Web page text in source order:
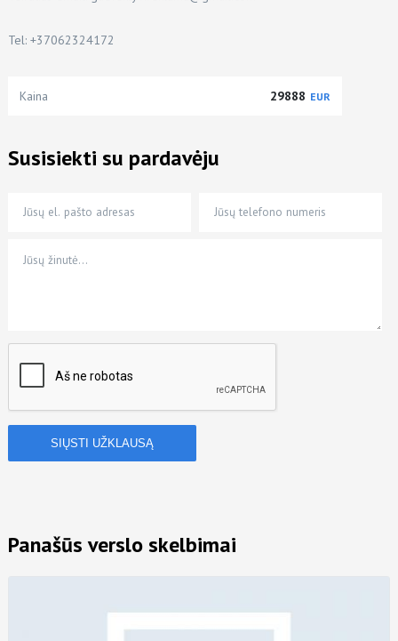
Tel: +37062324172
Kaina 29888 EUR
Susisiekti su pardavėju
Panašūs verslo skelbimai